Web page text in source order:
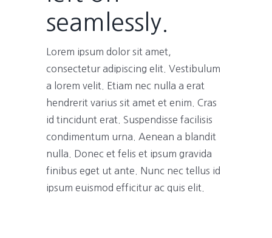
seamlessly.
Lorem ipsum dolor sit amet,
consectetur adipiscing elit. Vestibulum
a lorem velit. Etiam nec nulla a erat
hendrerit varius sit amet et enim. Cras
id tincidunt erat. Suspendisse facilisis
condimentum urna. Aenean a blandit
nulla. Donec et felis et ipsum gravida
finibus eget ut ante. Nunc nec tellus id
ipsum euismod efficitur ac quis elit.